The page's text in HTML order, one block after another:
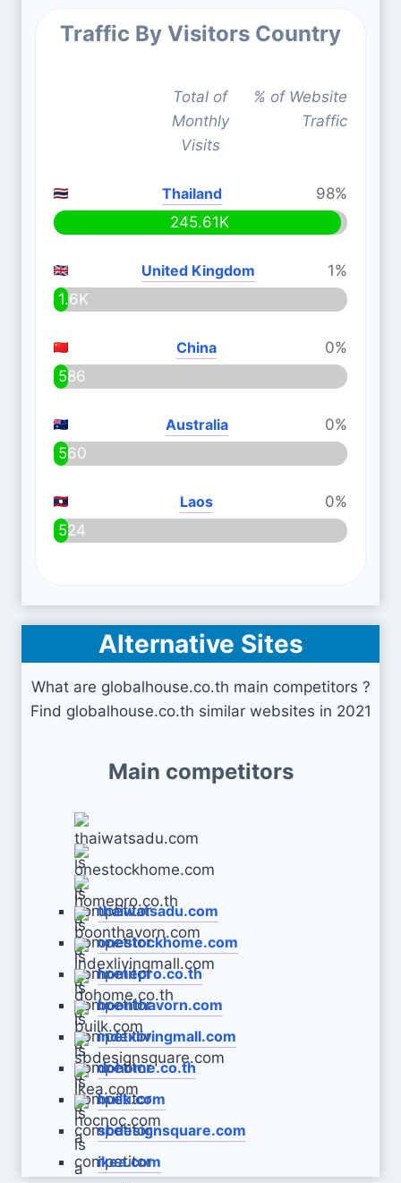
Traffic By Visitors Country
Total of
Monthly
Visits
% of Website
Traffic
Thailand
98%
245.61K
United Kingdom
1%
1.6K
China
0%
586
Australia
0%
560
Laos
0%
524
Alternative Sites
What are globalhouse.co.th main competitors ?
Find globalhouse.co.th similar websites in 2021
Main competitors
thaiwatsadu.com
onestockhome.com
homepro.co.th
boonthavorn.com
indexlivingmall.com
dohome.co.th
builk.com
sbdesignsquare.com
ikea.com